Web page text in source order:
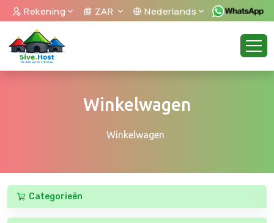
Rekening ZAR Nederlands
Winkelwagen
Winkelwagen
Categorieën